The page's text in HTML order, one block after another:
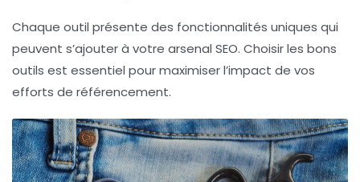
Chaque outil présente des fonctionnalités uniques qui
peuvent s’ajouter à votre arsenal SEO. Choisir les bons
outils est essentiel pour maximiser l’impact de vos
efforts de référencement.